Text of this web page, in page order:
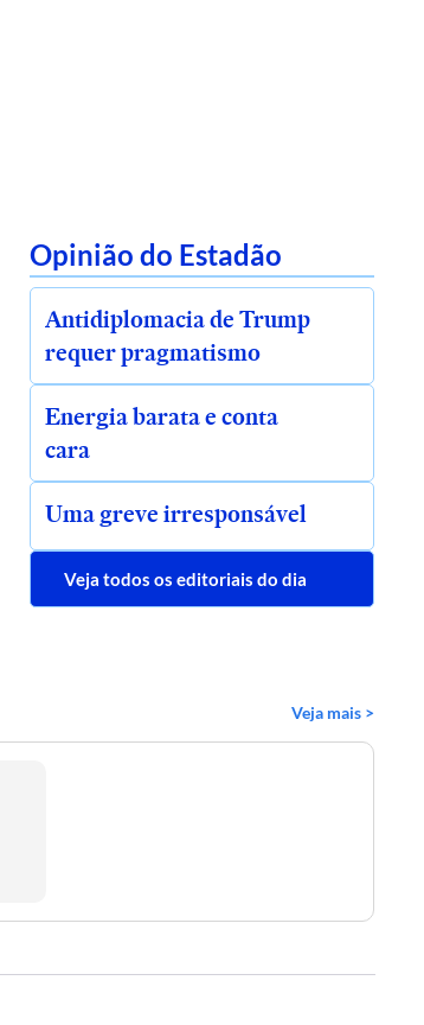
Opinião do Estadão
Antidiplomacia de Trump
requer pragmatismo
Energia barata e conta
cara
Uma greve irresponsável
Veja todos os editoriais do dia
Veja mais >